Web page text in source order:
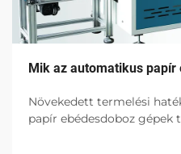
Mik az automatikus
Növekedett termelési
papír ebédesdoboz gépek